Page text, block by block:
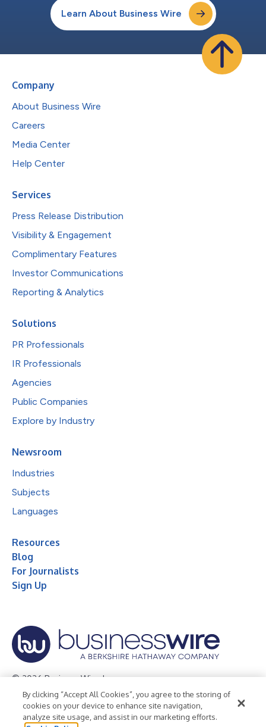
Learn About Business Wire
Company
About Business Wire
Careers
Media Center
Help Center
Services
Press Release Distribution
Visibility & Engagement
Complimentary Features
Investor Communications
Reporting & Analytics
Solutions
PR Professionals
IR Professionals
Agencies
Public Companies
Explore by Industry
Newsroom
Industries
Subjects
Languages
Resources
Blog
For Journalists
Sign Up
© 2026 Business Wire, Inc.
Privacy Policy Cookie Policy
Accessibility Statement
Terms of Use
Legal
By clicking “Accept All Cookies”, you agree to the storing of
cookies on your device to enhance site navigation,
analyze site usage, and assist in our marketing efforts.